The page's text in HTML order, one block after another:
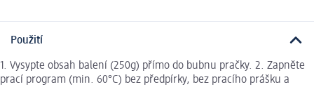
Použití
1. Vysypte obsah balení (250g) přímo do bubnu pračky. 2. Zapněte
prací program (min. 60°C) bez předpírky, bez pracího prášku a